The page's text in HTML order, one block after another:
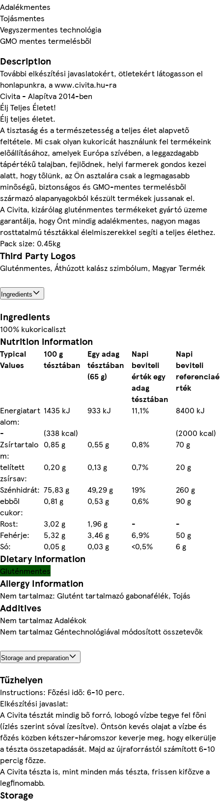
Adalékmentes
Tojásmentes
Vegyszermentes technológia
GMO mentes termelésből
Description
További elkészítési javaslatokért, ötletekért látogasson el
honlapunkra, a www.civita.hu-ra
Civita - Alapítva 2014-ben
Élj Teljes Életet!
Élj teljes életet.
A tisztaság és a természetesség a teljes élet alapvető
feltétele. Mi csak olyan kukoricát használunk fel termékeink
előállításához, amelyek Európa szívében, a leggazdagabb
tápértékű talajban, fejlődnek, helyi farmerek gondos kezei
alatt, hogy tőlünk, az Ön asztalára csak a legmagasabb
minőségű, biztonságos és GMO-mentes termelésből
származó alapanyagokból készült termékek jussanak el.
A Civita, kizárólag gluténmentes termékeket gyártó üzeme
garantálja, hogy Önt mindig adalékmentes, nagyon magas
rosttatalmú tésztákkal élelmiszerekkel segíti a teljes élethez.
Pack size: 0.45kg
Third Party Logos
Gluténmentes, Áthúzott kalász szimbólum, Magyar Termék
Ingredients
Ingredients
100% kukoricaliszt
Nutrition information
Typical
Values
100 g
tésztában
Egy adag
tésztában
(65 g)
Napi
beviteli
érték egy
adag
tésztában
Napi
beviteli
referenciaé
rték
Energiatart
alom:
1435 kJ 933 kJ 11,1%
8400 kJ
-
(338 kcal)
(2000 kcal)
Zsírtartalo
m:
0,85 g 0,55 g 0,8%
70 g
telített
zsírsav:
0,20 g 0,13 g 0,7%
20 g
Szénhidrát: 75,83 g 49,29 g 19%
260 g
ebből
cukor:
0,81 g 0,53 g 0,6%
90 g
Rost:
3,02 g 1,96 g -
-
Fehérje:
5,32 g 3,46 g 6,9%
50 g
Só:
0,05 g 0,03 g <0,5% 6 g
Dietary information
Gluténmentes
Allergy Information
Nem tartalmaz: Glutént tartalmazó gabonafélék, Tojás
Additives
Nem tartalmaz Adalékok
Nem tartalmaz Géntechnológiával módosított összetevők
Storage and preparation
Tűzhelyen
Instructions: Főzési idő: 6-10 perc.
Elkészítési javaslat:
A Civita tésztát mindig bő forró, lobogó vízbe tegye fel főni
(ízlés szerint sóval ízesítve). Öntsön kevés olajat a vízbe és
főzés közben kétszer-háromszor keverje meg, hogy elkerülje
a tészta összetapadását. Majd az újraforrástól számított 6-10
percig főzze.
A Civita tészta is, mint minden más tészta, frissen kifőzve a
legfinomabb.
Storage